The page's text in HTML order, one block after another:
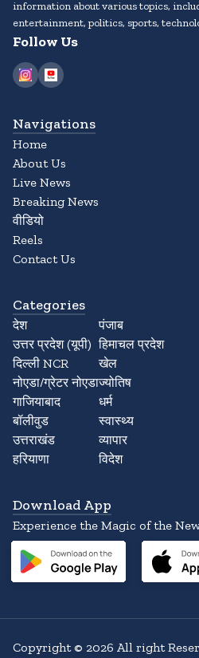
information about various topics,
entertainment, politics, sports,
Follow Us
Navigations
Home
About Us
Live News
Breaking News
वीडियो
Reels
Contact Us
Categories
देश
उत्तर प्रदेश (यूपी)
दिल्ली NCR
नोएडा/ग्रेटर नोएडा
गाजियाबाद
बॉलीवुड
उत्तराखंड
हरियाणा
पंजाब
हिमाचल प्रदेश
खेल
ज्योतिष
धर्म
स्वास्थ्य
व्यापार
विदेश
Download App
Experience the Magic of the
Copyright© 2026 All right